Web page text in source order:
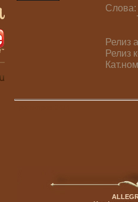
7 - И.
Релиз
Релиз